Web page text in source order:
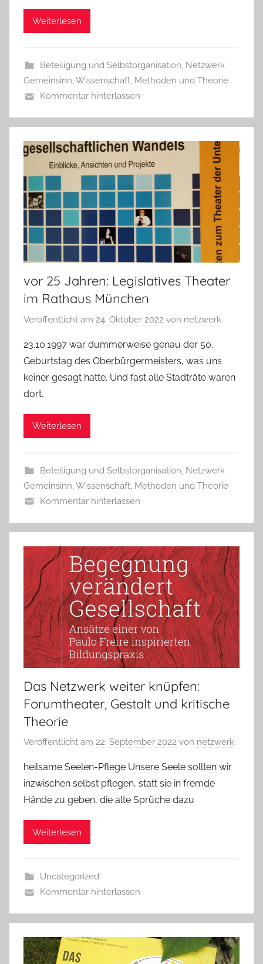
Weiterlesen
Beteiligung und Selbstorganisation, Netzwerk
Gemeinsinn,Wissenschaft, Methoden und Theorie
Kommentar hinterlassen
vor 25 Jahren: Legislatives Theater
im Rathaus München
Veröffentlicht am 24. Oktober 2022 von netzwerk
23.10.1997 war dummerweise genau der 50.
Geburtstag des Oberbürgermeisters, was uns
keiner gesagt hatte. Und fast alle Stadträte waren
dort.
Weiterlesen
Beteiligung und Selbstorganisation, Netzwerk
Gemeinsinn,Wissenschaft, Methoden und Theorie
Kommentar hinterlassen
Das Netzwerk weiter knüpfen:
Forumtheater, Gestalt und kritische
Theorie
Veröffentlicht am 22. September 2022 von netzwerk
heilsame Seelen-Pflege Unsere Seele sollten wir
inzwischen selbst pflegen, statt sie in fremde
Hände zu geben, die alte Sprüche dazu
Weiterlesen
Uncategorized
Kommentar hinterlassen